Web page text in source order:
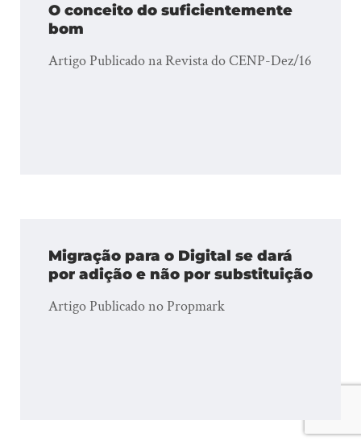
O conceito do suficientemente
bom
Artigo Publicado na Revista do CENP-Dez/16
Migração para o Digital se dará
por adição e não por substituição
Artigo Publicado no Propmark